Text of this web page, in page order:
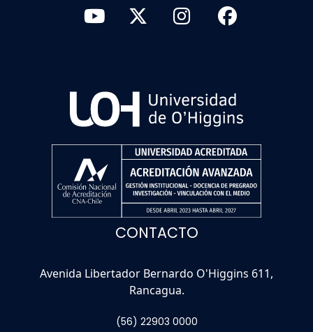
CONTACTO
Avenida Libertador Bernardo O'Higgins 611,
Rancagua.
(56) 22903 0000